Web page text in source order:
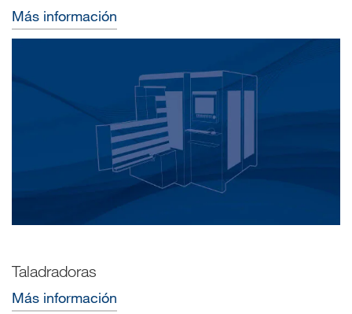
Más información
Taladradoras
Más información